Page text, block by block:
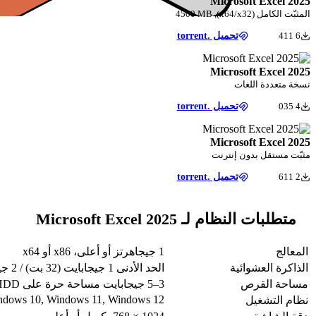
المثبّت الكامل (x64/x32), 4500 MB
6 411 تحميل .torrent
Microsoft Excel 2025
نسخة متعددة اللغات
4 035 تحميل .torrent
Microsoft Excel 2025
مثبّت مستقل بدون إنترنت
2 611 تحميل .torrent
متطلبات النظام لـ Microsoft Excel 2025
المعالج
1 جيجاهرتز أو أعلى، x86 أو x64
الذاكرة العشوائية
الحد الأدنى 1 جيجابايت (32 بت) / 2 جيجابايت (64 بت) — يُوصى بـ 4 جيجابايت أو أكثر
مساحة القرص
3–5 جيجابايت مساحة حرة على HDD أو SSD
نظام التشغيل
10, Windows 11, Windows 12